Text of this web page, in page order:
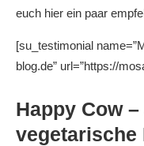
euch hier ein paar
[su_testimonial
blog.de” url=”https://
Happy Cow
vegetarische